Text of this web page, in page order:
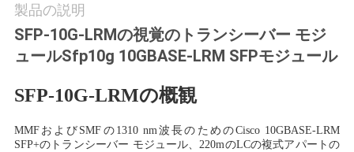
ア
ー
品
質
製品の説明
SFP-10G-LRMの視覚のトランシーバー モジ
ュールSfp10g 10GBASE-LRM SFPモジュール
SFP-10G-LRMの概観
MMFおよびSMFの1310 nm波長のためのCisco 10GBASE-LRM
SFP+のトランシーバー モジュール、220mのLCの複式アパートの